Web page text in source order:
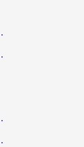
决方案来了
器选择指南
络自救指南
效的低延迟指南